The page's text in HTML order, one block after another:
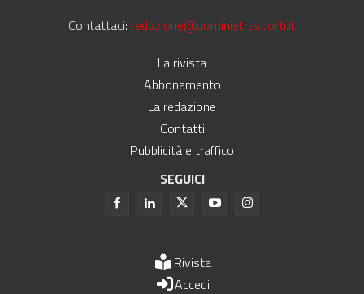
Contattaci: redazione@uominietrasporti.it
La rivista
Abbonamento
La redazione
Contatti
Pubblicità e traffico
SEGUICI
Rivista
Accedi